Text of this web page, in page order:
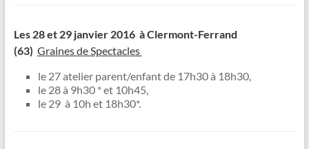
Les 28 et 29 janvier 2016 à Clermont-Ferrand
(63) Graines de Spectacles
le 27 atelier parent/enfant de 17h30 à 18h30,
le 28 à 9h30 * et 10h45,
le 29 à 10h et 18h30*.